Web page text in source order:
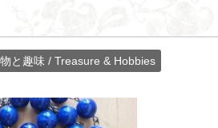
と趣味 / Treasure & Hobbies